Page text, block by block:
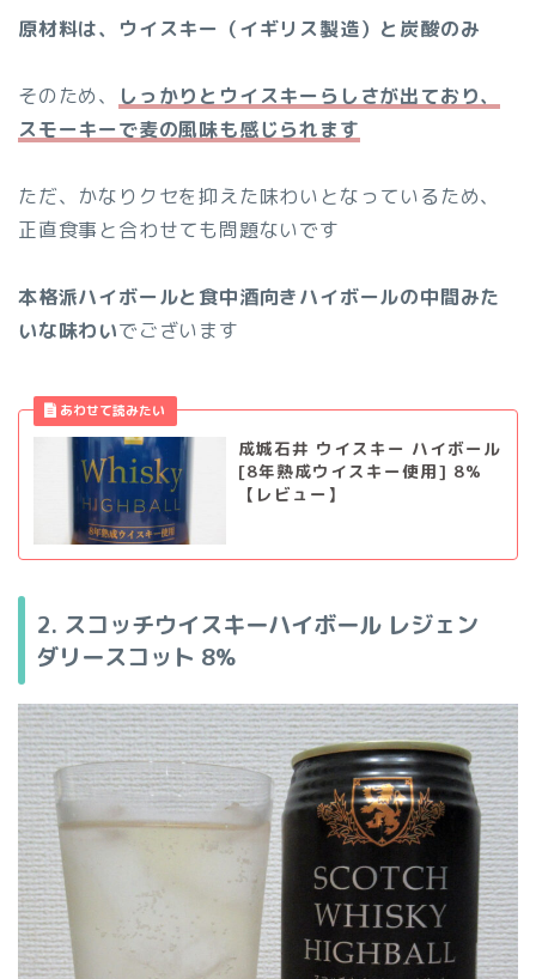
原材料は、ウイスキー（イギリス製造）と炭酸のみ
そのため、
しっかりとウイスキーらしさが出ており、
スモーキーで麦の風味も感じられます
ただ、かなりクセを抑えた味わいとなっているため、
正直食事と合わせても問題ないです
本格派ハイボールと食中酒向きハイボールの中間みた
いな味わいでございます
成城石井 ウイスキー ハイボール
[8年熟成ウイスキー使用] 8%
【レビュー】
2. スコッチウイスキーハイボール レジェン
ダリースコット 8%